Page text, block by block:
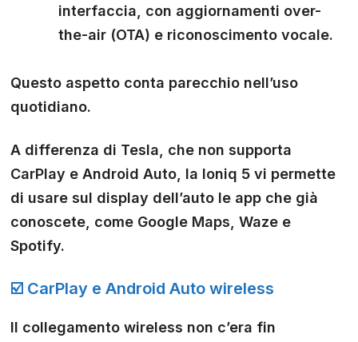
interfaccia, con aggiornamenti over-
the-air (OTA) e riconoscimento vocale.
Questo aspetto conta parecchio nell’uso
quotidiano.
A differenza di Tesla, che non supporta
CarPlay e Android Auto, la Ioniq 5 vi permette
di usare sul display dell’auto le app che già
conoscete, come Google Maps, Waze e
Spotify.
☑️ CarPlay e Android Auto wireless
Il collegamento wireless non c’era fin